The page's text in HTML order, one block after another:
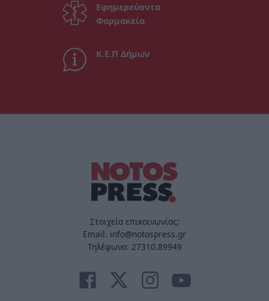
Εφημερεύοντα
Φαρμακεία
Κ.Ε.Π Δήμων
Στοιχεία επικοινωνίας:
Email. info@notospress.gr
Τηλέφωνο: 27310.89949